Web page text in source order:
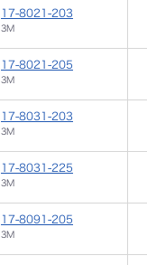
17-8021-203
3M
17-8021-205
3M
17-8031-203
3M
17-8031-225
3M
17-8091-205
3M